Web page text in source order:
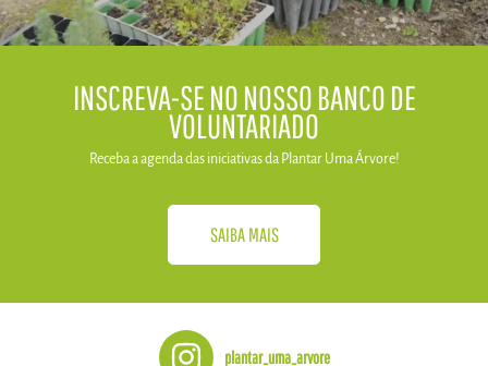
​INSCREVA-SE NO NOSSO BANCO DE
VOLUNTARIADO
Receba a agenda das iniciativas da​ Plantar Uma Árvore!
SAIBA MAIS
plantar_uma_arvore